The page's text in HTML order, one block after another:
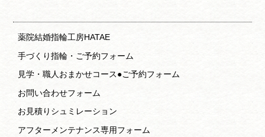
薬院結婚指輪工房HATAE
手づくり指輪・ご予約フォーム
見学・職人おまかせコース●ご予約フォーム
お問い合わせフォーム
お見積りシュミレーション
アフターメンテナンス専用フォーム